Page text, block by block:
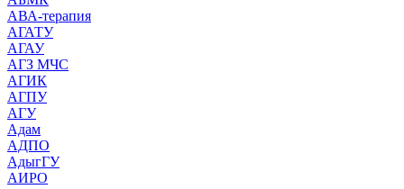
АВА-терапия
АГАТУ
АГАУ
АГЗ МЧС
АГИК
АГПУ
АГУ
Адам
АДПО
АдыгГУ
АИРО